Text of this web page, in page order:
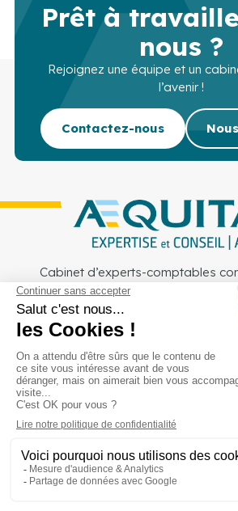
Prêt à
nous ?
Rejoignez une équipe et un
l’avenir !
Contactez-nous
Cabinet d’experts-comptables
comptes sur Lille, Lens et
Services Secteurs
Recrutement